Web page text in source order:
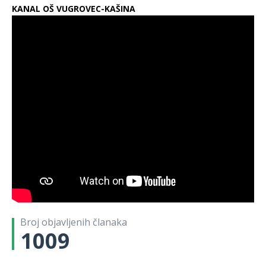
KANAL OŠ VUGROVEC-KAŠINA
Broj objavljenih članaka
1009